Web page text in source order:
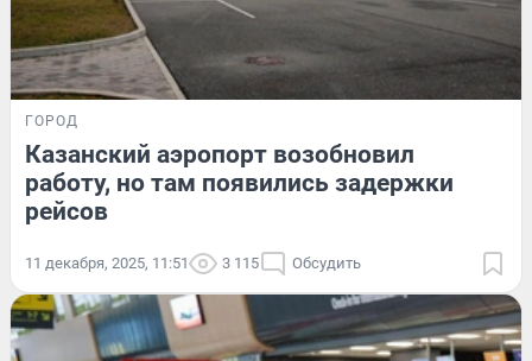
ГОРОД
Казанский аэропорт возобновил
работу, но там появились задержки
рейсов
11 декабря, 2025, 11:51 3 115 Обсудить